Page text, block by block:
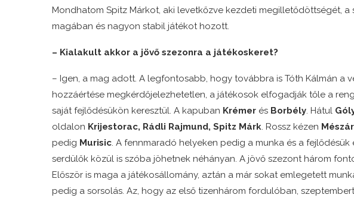
Mondhatom Spitz Márkot, aki levetkőzve kezdeti megilletődöttségét,
magában és nagyon stabil játékot hozott.
– Kialakult akkor a jövő szezonra a játékoskeret?
– Igen, a mag adott. A legfontosabb, hogy továbbra is Tóth Kálmán a
hozzáértése megkérdőjelezhetetlen, a játékosok elfogadják tőle a
saját fejlődésükön keresztül. A kapuban Krémer és Borbély. Hátul
oldalon Krijestorac, Rádli Rajmund, Spitz Márk. Rossz kézen
pedig Murisic. A fennmaradó helyeken pedig a munka és a
serdülők közül is szóba jöhetnek néhányan. A jövő szezont három
Először is maga a játékosállomány, aztán a már sokat emlegetett
pedig a sorsolás. Az, hogy az első tizenhárom fordulóban,